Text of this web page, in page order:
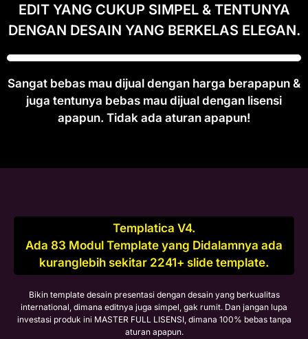
EDIT YANG CUKUP SIMPEL & TENTUNYA
DENGAN DESAIN YANG BERKELAS ELEGAN.
Sangat bebas mau dijual dengan harga berapapun &
juga tentunya bebas mau dijual dengan lisensi
apapun. Tidak ada aturan apapun!
Templatica V4.
Ada 83 Modul Template yang Didalamnya ada
kuranglebih sekitar 2241+ slide template.
Bikin template desain presentasi dengan desain yang berkualitas
international, dimana editnya juga simpel, gak rumit. Dan jangan lupa
investasi produk ini MASTER FULL LISENSI, dimana 100% bebas tanpa
aturan apapun.